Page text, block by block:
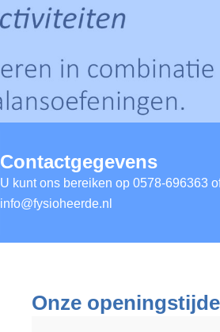
Contactgegevens
U kunt ons bereiken op0578-696363
info@fysioheerde.nl
Onze